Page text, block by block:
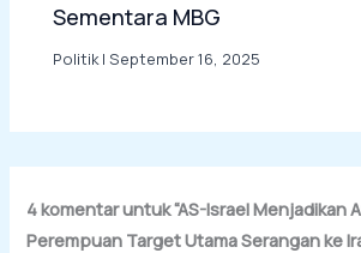
Sementara MBG
Politik|September 16, 2025
4 komentar untuk “AS-Israel Menjadikan
Perempuan Target Utama Serangan ke